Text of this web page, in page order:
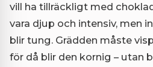
vill ha tillräckligt med
vara djup och intensiv, men
blir tung. Grädden måste
för då blir den kornig – utan